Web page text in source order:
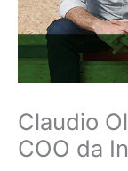
Claudio
COO da